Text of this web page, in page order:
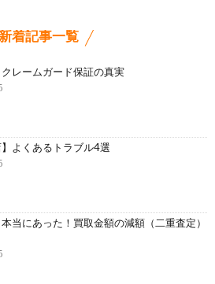
着記事一覧
クレームガード保証の真実
】よくあるトラブル4選
本当にあった！買取金額の減額（二重査定）